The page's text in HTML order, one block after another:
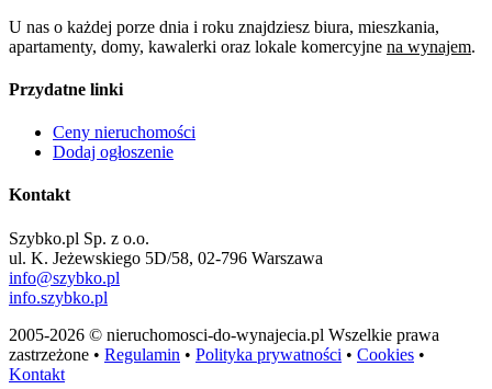
U nas o każdej porze dnia i roku znajdziesz biura, mieszkania,
apartamenty, domy, kawalerki oraz lokale komercyjne na wynajem.
Przydatne linki
Ceny nieruchomości
Dodaj ogłoszenie
Kontakt
Szybko.pl Sp. z o.o.
ul. K. Jeżewskiego 5D/58, 02-796 Warszawa
info@szybko.pl
info.szybko.pl
2005-2026 © nieruchomosci-do-wynajecia.pl Wszelkie prawa
zastrzeżone • Regulamin • Polityka prywatności • Cookies •
Kontakt